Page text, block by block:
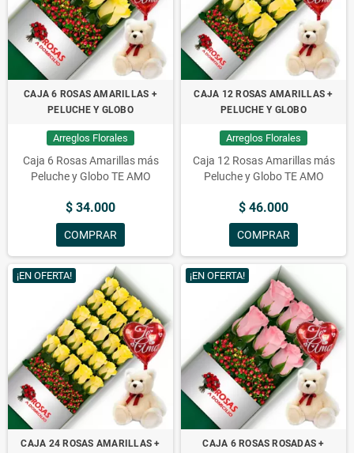
CAJA 6 ROSAS AMARILLAS +
PELUCHE Y GLOBO
Arreglos Florales
Caja 6 Rosas Amarillas más
Peluche y Globo TE AMO
$ 34.000
COMPRAR
CAJA 12 ROSAS AMARILLAS +
PELUCHE Y GLOBO
Arreglos Florales
Caja 12 Rosas Amarillas más
Peluche y Globo TE AMO
$ 46.000
COMPRAR
¡EN OFERTA!
CAJA 24 ROSAS AMARILLAS +
¡EN OFERTA!
CAJA 6 ROSAS ROSADAS +